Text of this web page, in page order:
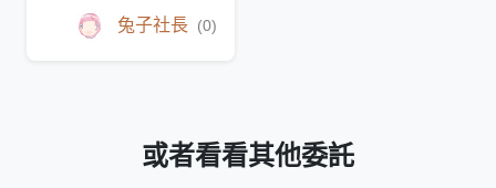
兔子社長 (0)
或者看看其他委託